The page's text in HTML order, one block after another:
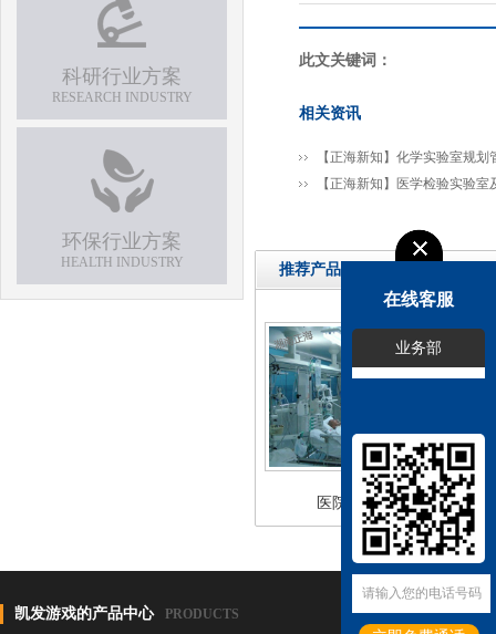
科研行业方案
RESEARCH INDUSTRY
环保行业方案
HEALTH INDUSTRY
此文关键词：
相关资讯
【正海新知】化学实验室规
【正海新知】医学检验实验
推荐产品
医院检测中心
凯发游戏的产品中心 PRODUCTS
在线客服
业务部